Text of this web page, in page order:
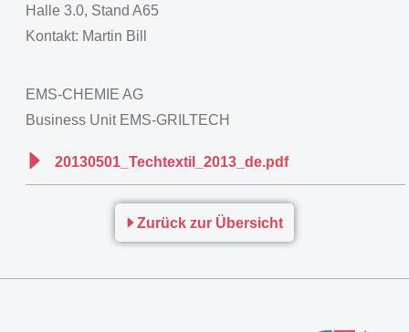
Halle 3.0, Stand A65
Kontakt: Martin Bill
EMS-CHEMIE AG
Business Unit EMS-GRILTECH
20130501_Techtextil_2013_de.pdf
Zurück zur Übersicht